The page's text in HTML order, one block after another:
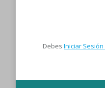
Debes Iniciar Sesión